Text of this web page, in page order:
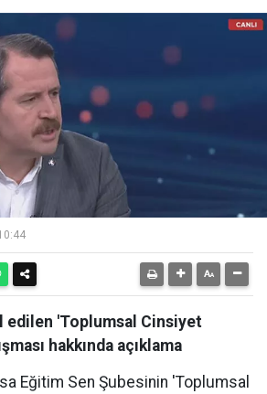
edilen 'Toplumsal Cinsiyet
hakkında açıklama
Eğitim Sen Şubesinin 'Toplumsal